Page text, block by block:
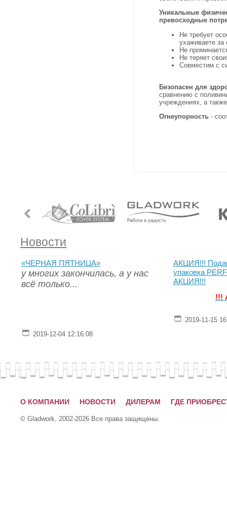
Уникальные
превосходные
Не требует
ухаживаете
Не
Не теряет
Совместим с
Безопасен для
сравнению с
учреждениях, а
Огнеупорность -
Новости
«ЧЕРНАЯ ПЯТНИЦА»
у многих закончилась, а у нас
всё только...
2019-12-04 12:16:08
АКЦИЯ!!!
упаковка
АКЦИЯ!!!
!!!
2019-11-15
О КОМПАНИИ НОВОСТИ ДИЛЕРАМ ГДЕ
© Gladwork, 2002-2026 Все права защищены.